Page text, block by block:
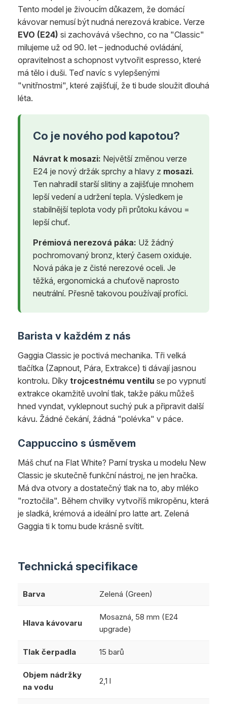
Tento model je živoucím důkazem, že domácí
kávovar nemusí být nudná nerezová krabice. Verze
EVO (E24) si zachovává všechno, co na "Classic"
milujeme už od 90. let – jednoduché ovládání,
opravitelnost a schopnost vytvořit espresso, které
má tělo i duši. Teď navíc s vylepšenými
"vnitřnostmi", které zajišťují, že ti bude sloužit dlouhá
léta.
Co je nového pod kapotou?
Návrat k mosazi: Největší změnou verze
E24 je nový držák sprchy a hlavy z mosazi.
Ten nahradil starší slitiny a zajišťuje mnohem
lepší vedení a udržení tepla. Výsledkem je
stabilnější teplota vody při průtoku kávou =
lepší chuť.
Prémiová nerezová páka: Už žádný
pochromovaný bronz, který časem oxiduje.
Nová páka je z čisté nerezové oceli. Je
těžká, ergonomická a chuťově naprosto
neutrální. Přesně takovou používají profíci.
Barista v každém z nás
Gaggia Classic je poctivá mechanika. Tři velká
tlačítka (Zapnout, Pára, Extrakce) ti dávají jasnou
kontrolu. Díky trojcestnému ventilu se po vypnutí
extrakce okamžitě uvolní tlak, takže páku můžeš
hned vyndat, vyklepnout suchý puk a připravit další
kávu. Žádné čekání, žádná "polévka" v páce.
Cappuccino s úsměvem
Máš chuť na Flat White? Parní tryska u modelu New
Classic je skutečně funkční nástroj, ne jen hračka.
Má dva otvory a dostatečný tlak na to, aby mléko
"roztočila". Během chvilky vytvoříš mikropěnu, která
je sladká, krémová a ideální pro latte art. Zelená
Gaggia ti k tomu bude krásně svítit.
Technická specifikace
Barva Zelená (Green)
Hlava kávovaru
Mosazná, 58 mm (E24
upgrade)
Tlak čerpadla 15 barů
Objem nádržky
na vodu
2,1 l